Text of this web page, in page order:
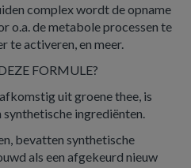
complex wordt de opname
o.a. de metabole processen te
te activeren, en meer.
FORMULE?
uit groene thee, is
ingrediënten.
bevatten synthetische
als een afgekeurd nieuw